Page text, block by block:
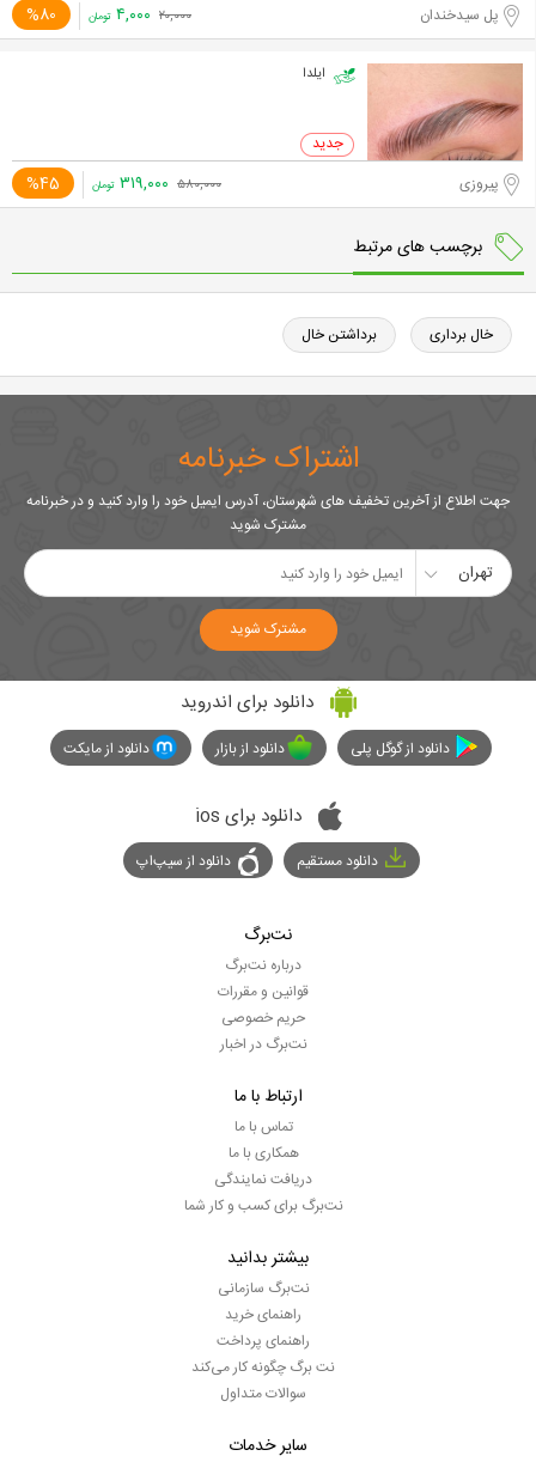
پل سیدخندان %80 ۲۰,۰۰۰ ۴,۰۰۰ تومان
ایلدا
پیروزی %45 ۵۸۰,۰۰۰ ۳۱۹,۰۰۰ تومان
برچسب های مرتبط
خال برداری برداشتن خال
اشتراک خبرنامه
جهت اطلاع از آخرین تخفیف های شهرستان، آدرس ایمیل خود را وارد کنید و در خبرنامه
مشترک شوید
تهران
مشترک شوید
دانلود برای اندروید
دانلود از گوگل پلی دانلود از بازار دانلود از مایکت
دانلود برای ios
دانلود مستقیم دانلود از سیپ‌اپ
نت‌برگ
درباره نت‌برگ
قوانین و مقررات
حریم خصوصی
نت‌برگ در اخبار
ارتباط با ما
تماس با ما
همکاری با ما
دریافت نمایندگی
نت‌برگ برای کسب و کار شما
بیشتر بدانید
نت‌برگ سازمانی
راهنمای خرید
راهنمای پرداخت
نت برگ چگونه کار می‌کند
سوالات متداول
سایر خدمات